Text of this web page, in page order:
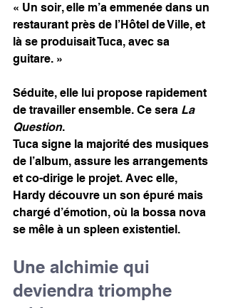
« Un soir, elle m’a emmenée dans un
restaurant près de l’Hôtel de Ville, et
là se produisait Tuca, avec sa
guitare. »
Séduite, elle lui propose rapidement
de travailler ensemble. Ce sera La
Question.
Tuca signe la majorité des musiques
de l’album, assure les arrangements
et co-dirige le projet. Avec elle,
Hardy découvre un son épuré mais
chargé d’émotion, où la bossa nova
se mêle à un spleen existentiel.
Une alchimie qui
deviendra triomphe